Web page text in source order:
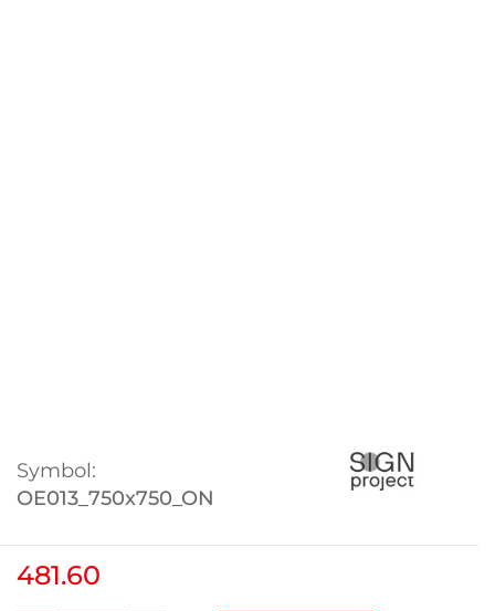
Symbol:
OE013_750x750_ON
481.60